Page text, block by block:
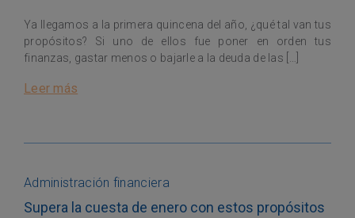
Ya llegamos a la primera quincena del año, ¿qué tal van tus
propósitos? Si uno de ellos fue poner en orden tus
finanzas, gastar menos o bajarle a la deuda de las […]
Leer más
Administración financiera
Supera la cuesta de enero con estos propósitos